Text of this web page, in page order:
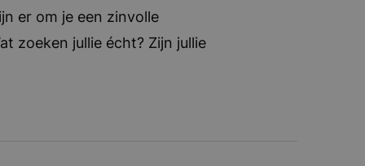
er om je een zinvolle
zoeken jullie écht? Zijn jullie